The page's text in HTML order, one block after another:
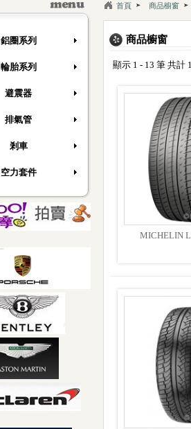
上翔輪胎服務中心全新網站開幕了~
德國馬牌新胎上市
鋁圈系列
輪胎系列
避震器
排氣管
剎車
空力套件
首頁 商品櫥窗
商品櫥窗
顯示 1 - 13 筆 共計
MICHELIN